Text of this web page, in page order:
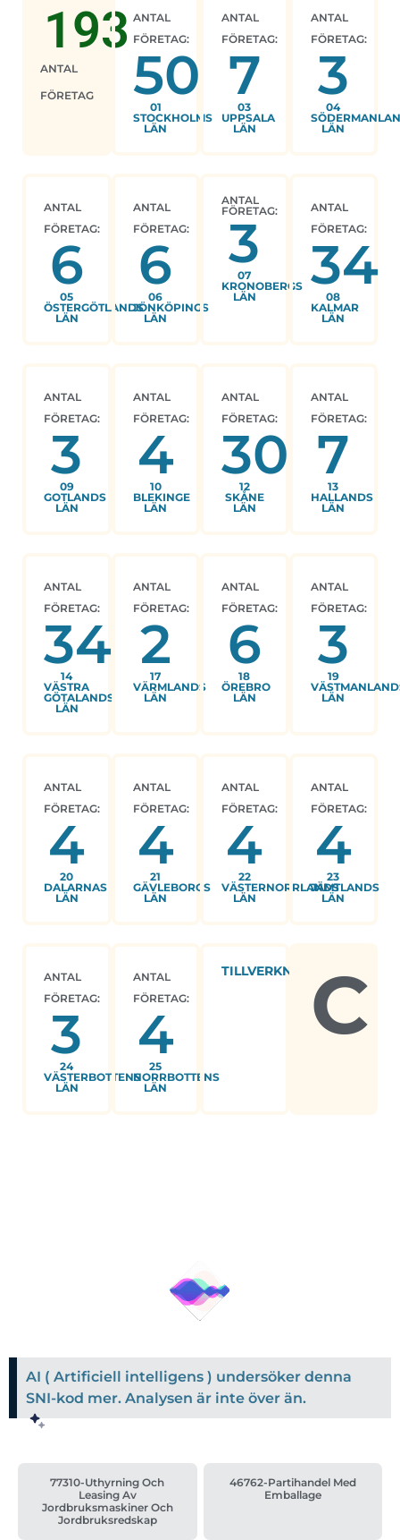
ANTAL
FÖRETAG
193 ANTAL
FÖRETAG:
50
01
STOCKHOLMS
LÄN
ANTAL
FÖRETAG:
7
03
UPPSALA
LÄN
ANTAL
FÖRETAG:
3
04
LÄN
ANTAL
FÖRETAG:
6
05
ÖSTERGÖTLANDS
LÄN
ANTAL
FÖRETAG:
6
06
JÖNKÖPINGS
LÄN
ANTAL
FÖRETAG:
3
07
KRONOBERGS
LÄN
ANTAL
FÖRETAG:
34
08
KALMAR
LÄN
ANTAL
FÖRETAG:
3
09
GOTLANDS
LÄN
ANTAL
FÖRETAG:
4
10
BLEKINGE
LÄN
ANTAL
FÖRETAG:
30
12
SKÅNE
LÄN
ANTAL
FÖRETAG:
7
13
HALLANDS
LÄN
ANTAL
FÖRETAG:
34
14
VÄSTRA
GÖTALANDS
LÄN
ANTAL
FÖRETAG:
2
17
VÄRMLANDS
LÄN
ANTAL
FÖRETAG:
6
18
ÖREBRO
LÄN
ANTAL
FÖRETAG:
3
19
LÄN
ANTAL
FÖRETAG:
4
20
DALARNAS
LÄN
ANTAL
FÖRETAG:
4
21
GÄVLEBORGS
LÄN
ANTAL
FÖRETAG:
4
22
VÄSTERNORRLANDS
LÄN
ANTAL
FÖRETAG:
4
23
JÄMTLANDS
LÄN
ANTAL
FÖRETAG:
3
24
VÄSTERBOTTENS
LÄN
ANTAL
FÖRETAG:
4
25
NORRBOTTENS
LÄN
TILLVERKNING C
AI ( Artificiell intelligens ) undersöker denna
SNI-kod mer. Analysen är inte över än.
77310-Uthyrning Och
Leasing Av
Jordbruksmaskiner Och
Jordbruksredskap
46762-Partihandel Med
Emballage